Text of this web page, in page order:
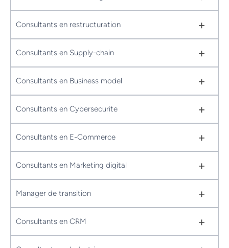
Consultants en restructuration +
Consultants en Supply-chain +
Consultants en Business model +
Consultants en Cybersecurite +
Consultants en E-Commerce +
Consultants en Marketing digital +
Manager de transition +
Consultants en CRM +